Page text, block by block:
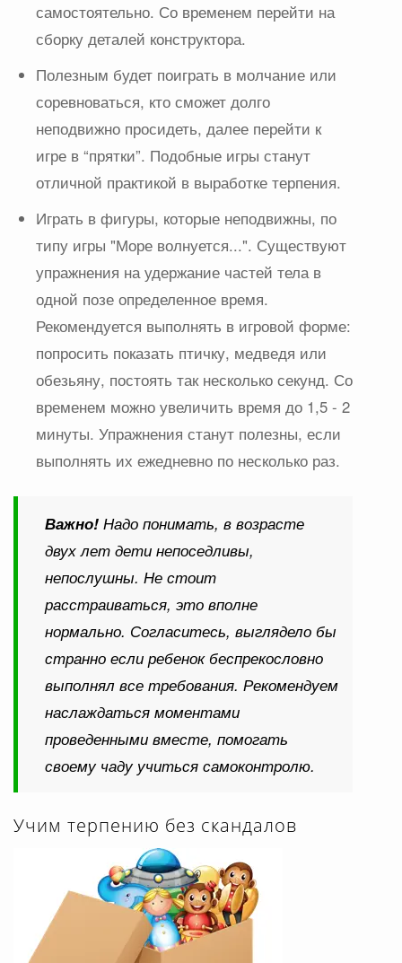
самостоятельно. Со временем перейти на
сборку деталей конструктора.
Полезным будет поиграть в молчание или
соревноваться, кто сможет долго
неподвижно просидеть, далее перейти к
игре в “прятки”. Подобные игры станут
отличной практикой в выработке терпения.
Играть в фигуры, которые неподвижны, по
типу игры "Море волнуется...". Существуют
упражнения на удержание частей тела в
одной позе определенное время.
Рекомендуется выполнять в игровой форме:
попросить показать птичку, медведя или
обезьяну, постоять так несколько секунд. Со
временем можно увеличить время до 1,5 - 2
минуты. Упражнения станут полезны, если
выполнять их ежедневно по несколько раз.
Важно! Надо понимать, в возрасте
двух лет дети непоседливы,
непослушны. Не стоит
расстраиваться, это вполне
нормально. Согласитесь, выглядело бы
странно если ребенок беспрекословно
выполнял все требования. Рекомендуем
наслаждаться моментами
проведенными вместе, помогать
своему чаду учиться самоконтролю.
Учим терпению без скандалов